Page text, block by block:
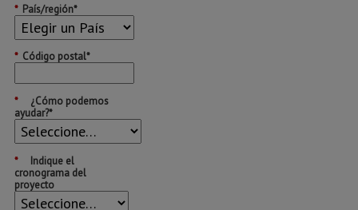
* País/región*
* Código postal*
*
¿Cómo podemos
ayudar?*
*
Indique el
cronograma del
proyecto